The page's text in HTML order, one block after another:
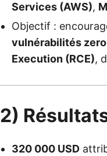
Services (AWS),
Objectif :
vulnérabilités
Execution (RCE),
2)
320 000 USD